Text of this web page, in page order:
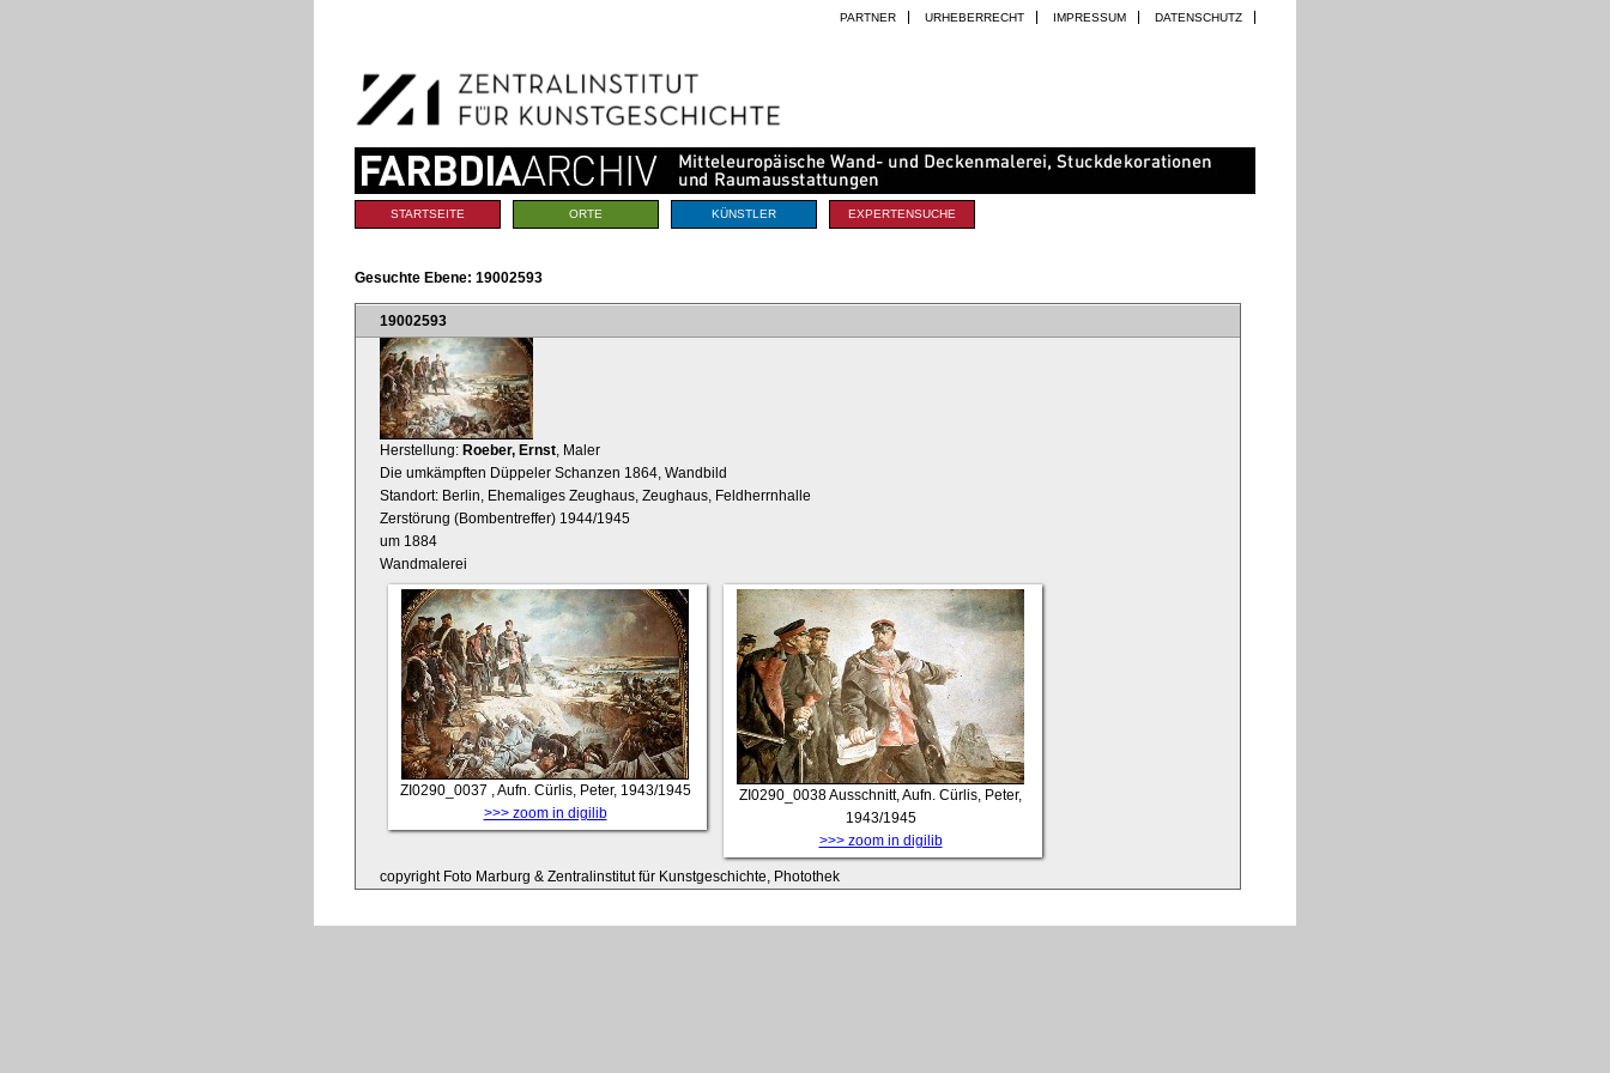
Navigation
PARTNER URHEBERRECHT IMPRESSUM DATENSCHUTZ
Sektionen
STARTSEITE ORTE KÜNSTLER EXPERTENSUCHE
Gesuchte Ebene: 19002593
19002593
Herstellung: Roeber, Ernst , Maler
Die umkämpften Düppeler Schanzen 1864, Wandbild
Standort: Berlin, Ehemaliges Zeughaus, Zeughaus, Feldherrnhalle
Zerstörung (Bombentreffer) 1944/1945
um 1884
Wandmalerei
ZI0290_0037
, Aufn. Cürlis, Peter, 1943/1945
>>> zoom in digilib
ZI0290_0038Ausschnitt, Aufn. Cürlis, Peter,
1943/1945
>>> zoom in digilib
copyright Foto Marburg & Zentralinstitut für Kunstgeschichte, Photothek